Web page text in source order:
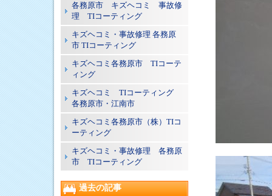
各務原市 キズヘコミ 事故修
理 TIコーティング
キズヘコミ・事故修理 各務原
市 TIコーティング
キズヘコミ各務原市 TIコーテ
ィング
キズヘコミ TIコーティング
各務原市・江南市
キズヘコミ各務原市（株）TIコ
ーティング
キズヘコミ・事故修理 各務原
市 TIコーティング
過去の記事